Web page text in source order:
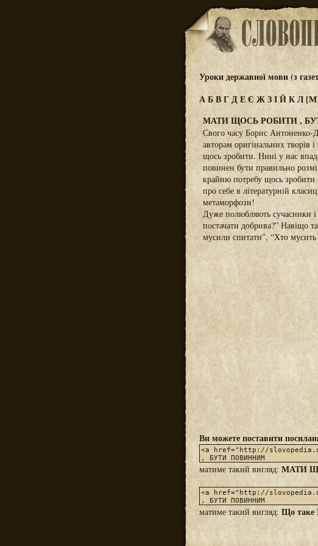
Уроки державної мови (з
АБВГДЕЄЖЗІЙКЛ
МАТИ ЩОСЬ РОБИТИ ,
Свого часу Борис Антоненко-
авторам оригінальних творів
щось зробити. Нині у нас
повинен бути правильно
крайню потребу щось
про себе в літературній
метаморфози!
Дуже полюбляють сучасники і
постачати добрива?” Навіщо
мусили спитати”, “Хто мусить
Ви можете поставити
матиме такий вигляд: МАТИ
матиме такий вигляд: Що